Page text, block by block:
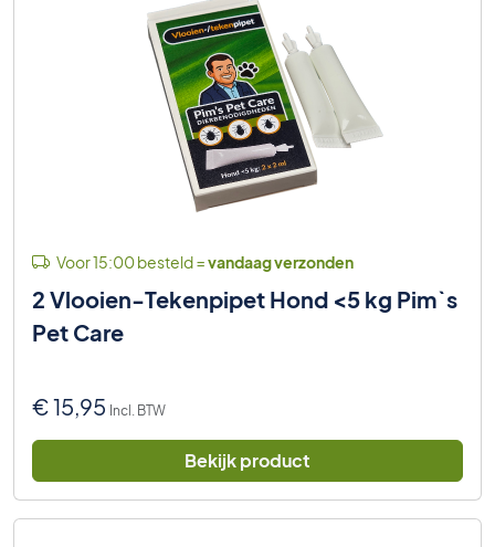
Voor 15:00 besteld =vandaag verzonden
2 Vlooien-Tekenpipet Hond <5 kg Pim`s
Pet Care
€15,95 Incl. BTW
Bekijk product